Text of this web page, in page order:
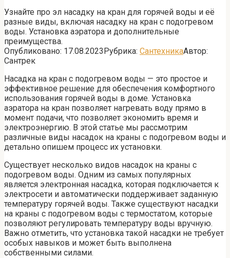
Узнайте про эл насадку на кран для горячей воды и её
разные виды, включая насадку на кран с подогревом
воды. Установка аэратора и дополнительные
преимущества.
Опубликовано: 17.08.2023Рубрика: СантехникаАвтор:
Сантрек
Насадка на кран с подогревом воды — это простое и
эффективное решение для обеспечения комфортного
использования горячей воды в доме. Установка
аэратора на кран позволяет нагревать воду прямо в
момент подачи, что позволяет экономить время и
электроэнергию. В этой статье мы рассмотрим
различные виды насадок на краны с подогревом воды и
детально опишем процесс их установки.
Существует несколько видов насадок на краны с
подогревом воды. Одним из самых популярных
является электронная насадка, которая подключается к
электросети и автоматически поддерживает заданную
температуру горячей воды. Также существуют насадки
на краны с подогревом воды с термостатом, которые
позволяют регулировать температуру воды вручную.
Важно отметить, что установка такой насадки не требует
особых навыков и может быть выполнена
собственными силами.